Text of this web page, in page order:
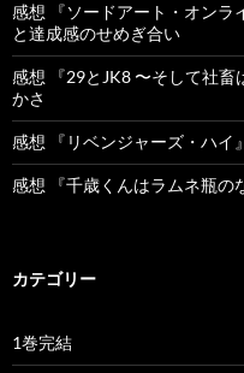
感想 『ソードアート・オンラ
と達成感のせめぎ合い
感想 『29とJK8 〜そして社
かさ
感想 『リベンジャーズ・ハイ
感想 『千歳くんはラムネ瓶の
カテゴリー
1巻完結